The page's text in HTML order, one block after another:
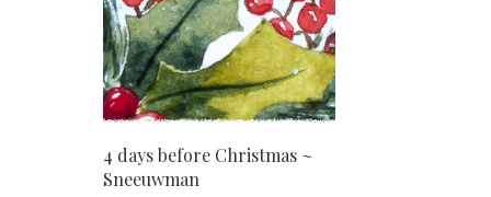
4 days before Christmas ~
Sneeuwman